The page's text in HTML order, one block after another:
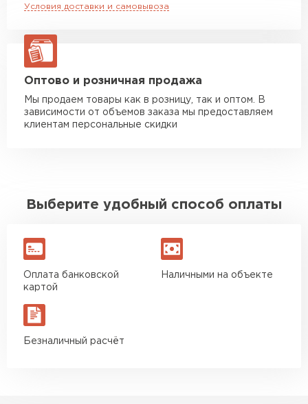
макс. длина груза 13,5 м
ЗАКАЗАТЬ С ДОСТАВКОЙ
Условия доставки и самовывоза
Оптово и розничная продажа
Мы продаем товары как в розницу, так и оптом. В
зависимости от объемов заказа мы предоставляем
клиентам персональные скидки
Выберите удобный способ оплаты
Оплата банковской
картой
Наличными на объекте
Безналичный расчёт